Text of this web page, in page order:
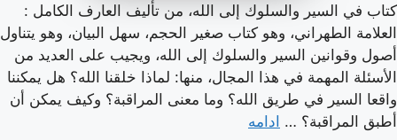
كتاب في السير والسلوك إلى الله، من تأليف العارف الكامل :
العلامة الطهراني، وهو كتاب صغير الحجم، سهل البيان، وهو يتناول
أصول وقوانين السير والسلوك إلى الله، ويجيب على العديد من
الأسئلة المهمة في هذا المجال، منها: لماذا خلقنا الله؟ هل يمكننا
واقعا السير في طريق الله؟ وما معنى المراقبة؟ وكيف يمكن أن
أطبق المراقبة؟ … ادامه